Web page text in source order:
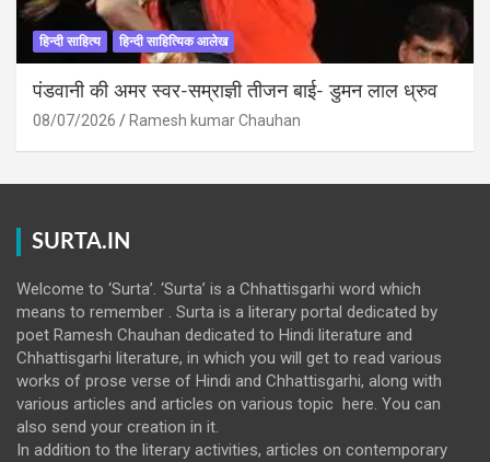
हिन्दी साहित्य हिन्दी साहित्यिक आलेख
पंडवानी की अमर स्वर-सम्राज्ञी तीजन बाई- डुमन लाल ध्रुव
08/07/2026 Ramesh kumar Chauhan
SURTA.IN
Welcome to ‘Surta’. ‘Surta’ is a Chhattisgarhi word which
means to remember . Surta is a literary portal dedicated by
poet Ramesh Chauhan dedicated to Hindi literature and
Chhattisgarhi literature, in which you will get to read various
works of prose verse of Hindi and Chhattisgarhi, along with
various articles and articles on various topic here. You can
also send your creation in it.
In addition to the literary activities, articles on contemporary